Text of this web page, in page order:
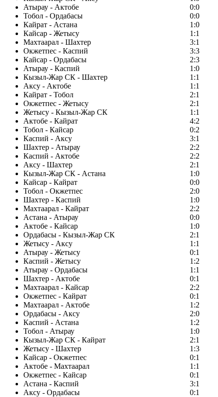
Атырау - Актобе
0:0
Тобол - Ордабасы
0:0
Кайрат - Астана
1:0
Кайсар - Жетысу
1:1
Махтаарал - Шахтер
3:1
Окжетпес - Каспий
3:3
Кайсар - Ордабасы
2:3
Атырау - Каспий
1:0
Кызыл-Жар СК - Шахтер
1:1
Аксу - Актобе
1:1
Кайрат - Тобол
2:1
Окжетпес - Жетысу
2:1
Жетысу - Кызыл-Жар СК
1:1
Актобе - Кайрат
4:2
Тобол - Кайсар
0:2
Каспий - Аксу
3:1
Шахтер - Атырау
2:2
Каспий - Актобе
2:2
Аксу - Шахтер
2:1
Кызыл-Жар СК - Астана
1:0
Кайсар - Кайрат
0:0
Тобол - Окжетпес
2:0
Шахтер - Каспий
1:0
Махтаарал - Кайрат
2:2
Астана - Атырау
0:0
Актобе - Кайсар
1:0
Ордабасы - Кызыл-Жар СК
2:1
Жетысу - Аксу
1:1
Атырау - Жетысу
0:1
Каспий - Жетысу
1:2
Атырау - Ордабасы
1:1
Шахтер - Актобе
0:1
Махтаарал - Кайсар
2:2
Окжетпес - Кайрат
0:1
Махтаарал - Актобе
1:2
Ордабасы - Аксу
2:0
Каспий - Астана
1:2
Тобол - Атырау
1:0
Кызыл-Жар СК - Кайрат
2:1
Жетысу - Шахтер
1:3
Кайсар - Окжетпес
0:1
Актобе - Махтаарал
1:1
Окжетпес - Кайсар
0:1
Астана - Каспий
3:1
Аксу - Ордабасы
0:1